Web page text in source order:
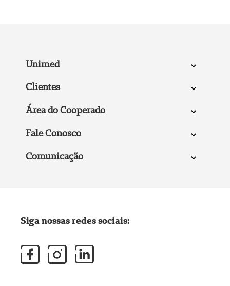
Unimed
Clientes
Área do Cooperado
Fale Conosco
Comunicação
Siga nossas redes sociais: